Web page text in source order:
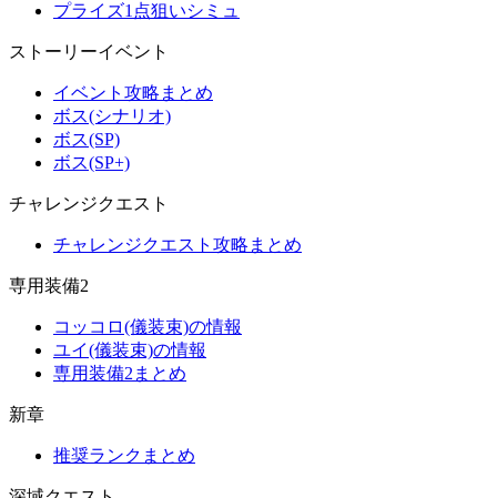
プライズ1点狙いシミュ
ストーリーイベント
イベント攻略まとめ
ボス(シナリオ)
ボス(SP)
ボス(SP+)
チャレンジクエスト
チャレンジクエスト攻略まとめ
専用装備2
コッコロ(儀装束)の情報
ユイ(儀装束)の情報
専用装備2まとめ
新章
推奨ランクまとめ